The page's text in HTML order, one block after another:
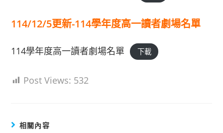
114/12/5更新-114學年度高一讀者劇場名單
114學年度高一讀者劇場名單 下載
Post Views: 532
相關內容